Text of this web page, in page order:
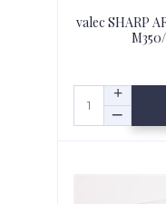
valec SHARP